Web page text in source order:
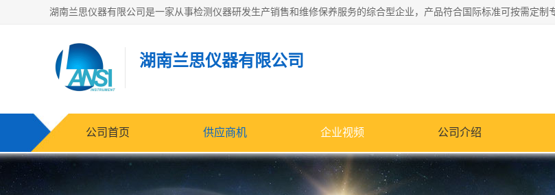
湖南兰思仪器有限公司
公司首页 供应商机 企业视频 公司介绍